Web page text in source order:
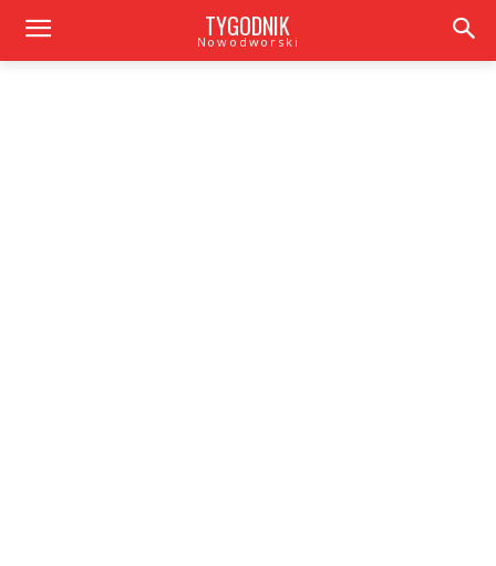
TYGODNIK
Nowodworski